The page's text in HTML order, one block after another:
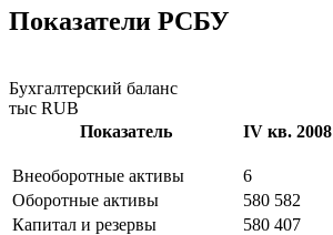
Показатели РСБУ
Бухгалтерский баланс
тыс RUB
Показатель
IV кв. 2008
Внеоборотные активы
6
Оборотные активы
580 582
Капитал и резервы
580 407